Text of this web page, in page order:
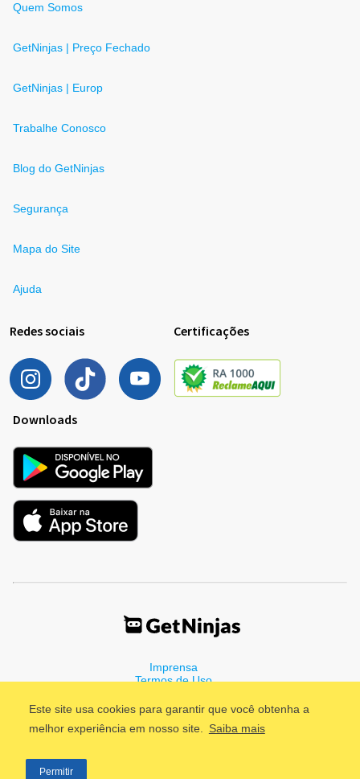
Este site usa cookies para garantir que você obtenha a
melhor experiência em nosso site. Saiba mais
Permitir
Quem Somos
GetNinjas | Preço Fechado
GetNinjas | Europ
Trabalhe Conosco
Blog do GetNinjas
Segurança
Mapa do Site
Ajuda
Redes sociais Certificações
Downloads
Imprensa
Termos de Uso
©2011 - 2026, GetNinjas LTDA. CNPJ 55.744.877/0001-89 - Rua
Dr. Fernandes Coelho, 85 - 3º andar - São Paulo/SP - Brasil